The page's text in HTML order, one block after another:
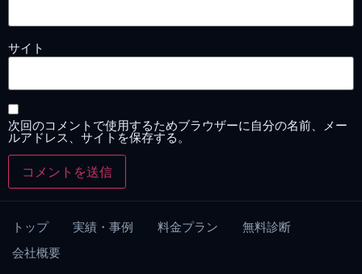
サイト
次回のコメントで使用するためブラウザーに自分の名前、メー
ルアドレス、サイトを保存する。
トップ 実績・事例 料金プラン
無料診断
会社概要